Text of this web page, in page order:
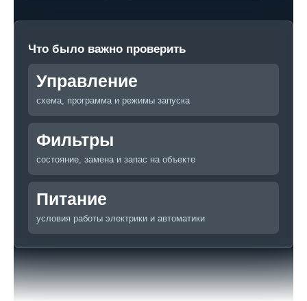
Что было важно проверить
Управление
схема, программа и режимы запуска
Фильтры
состояние, замена и запас на объекте
Питание
условия работы электрики и автоматики